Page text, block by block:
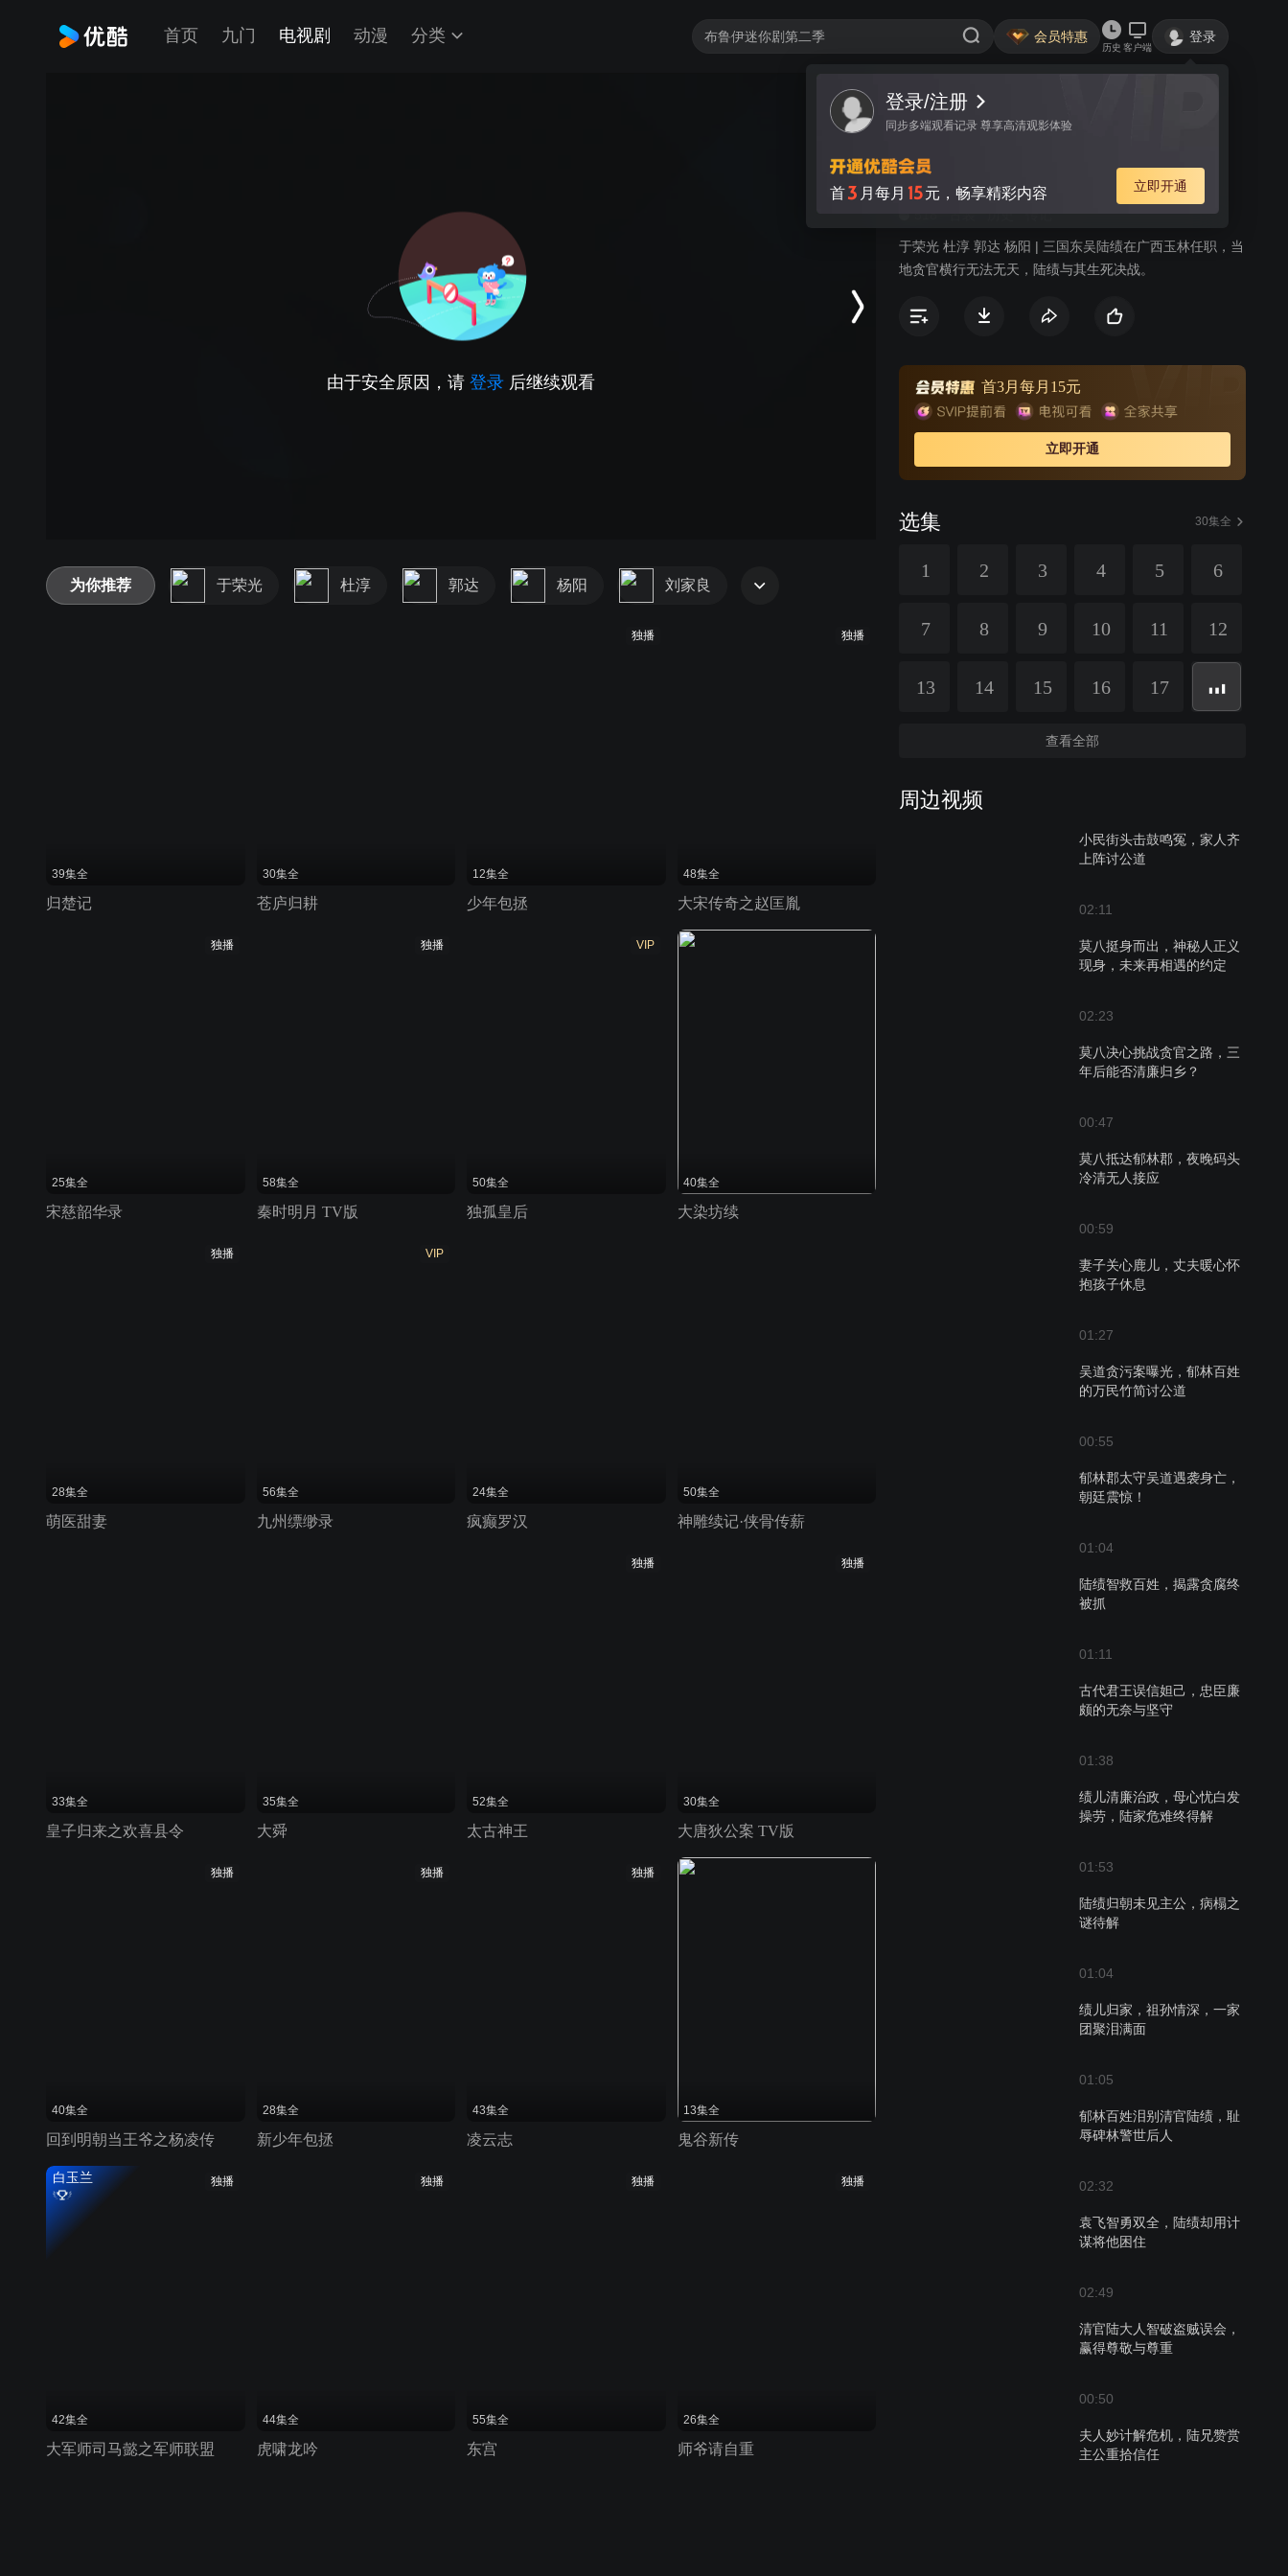
首页 九门 电视剧 动漫 分类 会员特惠
历史 客户端
登录
登录/注册
同步多端观看记录 尊享高清观影体验
首3 月每月 15元，畅享精彩内容 立即开通
由于安全原因，请 登录 后继续观看
视频 讨论
廉石传奇
历史 传记
于荣光 杜淳 郭达 杨阳 | 三国东吴陆绩在广西玉林任职，当
地贪官横行无法无天，陆绩与其生死决战。
首3月每月15元
立即开通
选集 30集全
1 2 3 4 5 6
7 8 9 10 11 12
13 14 15 16 17
查看全部
周边视频
小民街头击鼓鸣冤，家人齐
上阵讨公道
02:11
莫八挺身而出，神秘人正义
现身，未来再相遇的约定
02:23
莫八决心挑战贪官之路，三
年后能否清廉归乡？
00:47
莫八抵达郁林郡，夜晚码头
冷清无人接应
00:59
妻子关心鹿儿，丈夫暖心怀
抱孩子休息
01:27
吴道贪污案曝光，郁林百姓
的万民竹简讨公道
00:55
郁林郡太守吴道遇袭身亡，
朝廷震惊！
01:04
陆绩智救百姓，揭露贪腐终
被抓
01:11
古代君王误信妲己，忠臣廉
颇的无奈与坚守
01:38
绩儿清廉治政，母心忧白发
操劳，陆家危难终得解
01:53
陆绩归朝未见主公，病榻之
谜待解
01:04
绩儿归家，祖孙情深，一家
团聚泪满面
01:05
郁林百姓泪别清官陆绩，耻
辱碑林警世后人
02:32
袁飞智勇双全，陆绩却用计
谋将他困住
02:49
清官陆大人智破盗贼误会，
赢得尊敬与尊重
00:50
夫人妙计解危机，陆兄赞赏
主公重拾信任
为你推荐 于荣光 杜淳 郭达 杨阳 刘家良
39集全
归楚记
30集全
苍庐归耕
独播
12集全
少年包拯
独播
48集全
大宋传奇之赵匡胤
独播
25集全
宋慈韶华录
独播
58集全
秦时明月 TV版
VIP
50集全
独孤皇后
40集全
大染坊续
独播
28集全
萌医甜妻
VIP
56集全
九州缥缈录
24集全
疯癫罗汉
50集全
神雕续记·侠骨传薪
33集全
皇子归来之欢喜县令
35集全
大舜
独播
52集全
太古神王
独播
30集全
大唐狄公案 TV版
独播
40集全
回到明朝当王爷之杨凌传
独播
28集全
新少年包拯
独播
43集全
凌云志
13集全
鬼谷新传
独播
白玉兰
42集全
大军师司马懿之军师联盟
独播
44集全
虎啸龙吟
独播
55集全
东宫
独播
26集全
师爷请自重